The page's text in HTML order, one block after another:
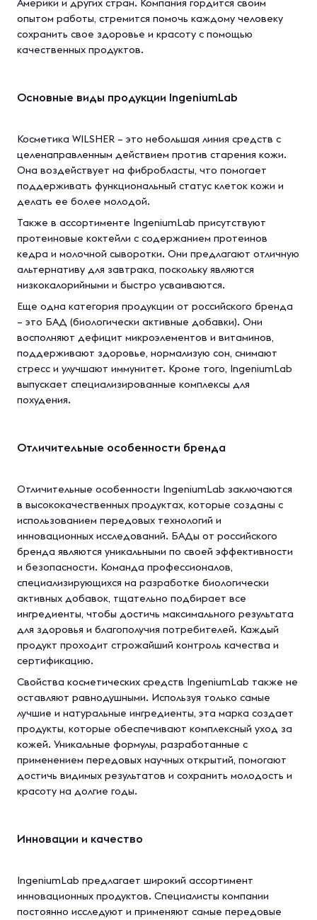
Америки и других стран. Компания гордится своим
опытом работы, стремится помочь каждому человеку
сохранить свое здоровье и красоту с помощью
качественных продуктов.
Основные виды продукции IngeniumLab
Косметика WILSHER – это небольшая линия средств с
целенаправленным действием против старения кожи.
Она воздействует на фибробласты, что помогает
поддерживать функциональный статус клеток кожи и
делать ее более молодой.
Также в ассортименте IngeniumLab присутствуют
протеиновые коктейли с содержанием протеинов
кедра и молочной сыворотки. Они предлагают отличную
альтернативу для завтрака, поскольку являются
низкокалорийными и быстро усваиваются.
Еще одна категория продукции от российского бренда
– это БАД (биологически активные добавки). Они
восполняют дефицит микроэлементов и витаминов,
поддерживают здоровье, нормализую сон, снимают
стресс и улучшают иммунитет. Кроме того, IngeniumLab
выпускает специализированные комплексы для
похудения.
Отличительные особенности бренда
Отличительные особенности IngeniumLab заключаются
в высококачественных продуктах, которые созданы с
использованием передовых технологий и
инновационных исследований. БАДы от российского
бренда являются уникальными по своей эффективности
и безопасности. Команда профессионалов,
специализирующихся на разработке биологически
активных добавок, тщательно подбирает все
ингредиенты, чтобы достичь максимального результата
для здоровья и благополучия потребителей. Каждый
продукт проходит строжайший контроль качества и
сертификацию.
Свойства косметических средств IngeniumLab также не
оставляют равнодушными. Используя только самые
лучшие и натуральные ингредиенты, эта марка создает
продукты, которые обеспечивают комплексный уход за
кожей. Уникальные формулы, разработанные с
применением передовых научных открытий, помогают
достичь видимых результатов и сохранить молодость и
красоту на долгие годы.
Инновации и качество
IngeniumLab предлагает широкий ассортимент
инновационных продуктов. Специалисты компании
постоянно исследуют и применяют самые передовые